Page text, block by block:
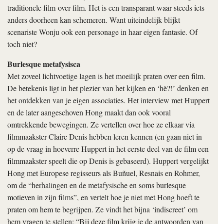
traditionele film-over-film. Het is een transparant waar steeds iets
anders doorheen kan schemeren. Want uiteindelijk blijkt
scenariste Wonju ook een personage in haar eigen fantasie. Of
toch niet?
Burlesque metafysisca
Met zoveel lichtvoetige lagen is het moeilijk praten over een film.
De betekenis ligt in het plezier van het kijken en ‘hè?!’ denken en
het ontdekken van je eigen associaties. Het interview met Huppert
en de later aangeschoven Hong maakt dan ook vooral
omtrekkende bewegingen. Ze vertellen over hoe ze elkaar via
filmmaakster Claire Denis hebben leren kennen (en gaan niet in
op de vraag in hoeverre Huppert in het eerste deel van de film een
filmmaakster speelt die op Denis is gebaseerd). Huppert vergelijkt
Hong met Europese regisseurs als Buñuel, Resnais en Rohmer,
om de “herhalingen en de metafysische en soms burlesque
motieven in zijn films”, en vertelt hoe je niet met Hong hoeft te
praten om hem te begrijpen. Ze vindt het bijna ‘indiscreet’ om
hem vragen te stellen: “Bij deze film krijg je de antwoorden van